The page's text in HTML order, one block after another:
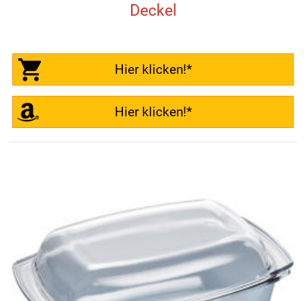
Deckel
Hier klicken!*
Hier klicken!*